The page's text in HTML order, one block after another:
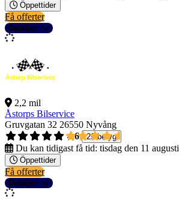
Öppettider
Få offerter
Detaljer
2,2 mil
Åstorps Bilservice
Gruvgatan 32 26550 Nyvång
4,6
29 betyg
Du kan tidigast få tid: tisdag den 11 augusti
Öppettider
Få offerter
Detaljer